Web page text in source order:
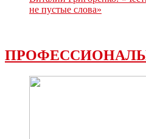
не пустые слова»